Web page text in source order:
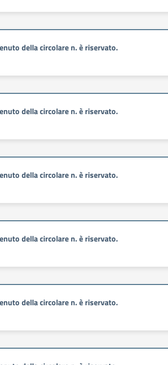
della circolare n. è riservato.
della circolare n. è riservato.
della circolare n. è riservato.
della circolare n. è riservato.
della circolare n. è riservato.